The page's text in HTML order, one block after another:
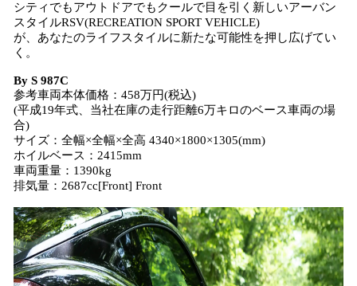
シティでもアウトドアでもクールで目を引く新しいアーバン
スタイルRSV(RECREATION SPORT VEHICLE)
が、あなたのライフスタイルに新たな可能性を押し広げてい
く。
By S 987C
参考車両本体価格：458万円(税込)
(平成19年式、当社在庫の走行距離6万キロのベース車両の場
合)
サイズ：全幅×全幅×全高 4340×1800×1305(mm)
ホイルベース：2415mm
車両重量：1390kg
排気量：2687cc[Front] Front